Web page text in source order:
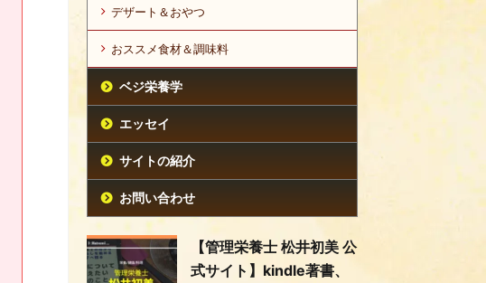
デザート＆おやつ
おススメ食材＆調味料
ベジ栄養学
エッセイ
サイトの紹介
お問い合わせ
【管理栄養士 松井初美 公
式サイト】kindle著書、